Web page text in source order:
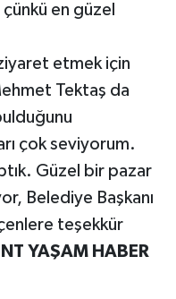
en güzel
etmek için
Tektaş da
çok seviyorum.
Güzel bir pazar
Belediye Başkanı
teşekkür
YAŞAM HABER